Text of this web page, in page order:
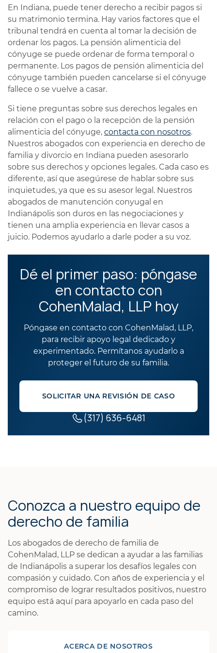
En Indiana, puede tener derecho a recibir pagos si
su matrimonio termina. Hay varios factores que el
tribunal tendrá en cuenta al tomar la decisión de
ordenar los pagos. La pensión alimenticia del
cónyuge se puede ordenar de forma temporal o
permanente. Los pagos de pensión alimenticia del
cónyuge también pueden cancelarse si el cónyuge
fallece o se vuelve a casar.
Si tiene preguntas sobre sus derechos legales en
relación con el pago o la recepción de la pensión
alimenticia del cónyuge, contacta con nosotros.
Nuestros abogados con experiencia en derecho de
familia y divorcio en Indiana pueden asesorarlo
sobre sus derechos y opciones legales. Cada caso es
diferente, así que asegúrese de hablar sobre sus
inquietudes, ya que es su asesor legal. Nuestros
abogados de manutención conyugal en
Indianápolis son duros en las negociaciones y
tienen una amplia experiencia en llevar casos a
juicio. Podemos ayudarlo a darle poder a su voz.
Dé el primer paso: póngase
en contacto con
CohenMalad, LLP hoy
Póngase en contacto con CohenMalad, LLP,
para recibir apoyo legal dedicado y
experimentado. Permítanos ayudarlo a
proteger el futuro de su familia.
SOLICITAR UNA REVISIÓN DE CASO
(317) 636-6481
Conozca a nuestro equipo de
derecho de familia
Los abogados de derecho de familia de
CohenMalad, LLP se dedican a ayudar a las familias
de Indianápolis a superar los desafíos legales con
compasión y cuidado. Con años de experiencia y el
compromiso de lograr resultados positivos, nuestro
equipo está aquí para apoyarlo en cada paso del
camino.
ACERCA DE NOSOTROS